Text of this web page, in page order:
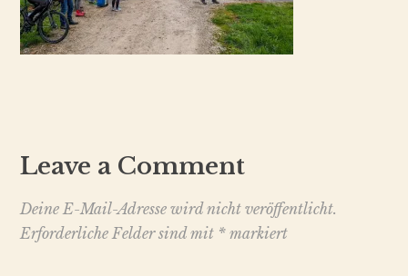
Leave a Comment
Deine E-Mail-Adresse wird nicht veröffentlicht.
Erforderliche Felder sind mit *markiert